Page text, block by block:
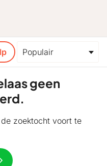
geen
zoektocht voort te